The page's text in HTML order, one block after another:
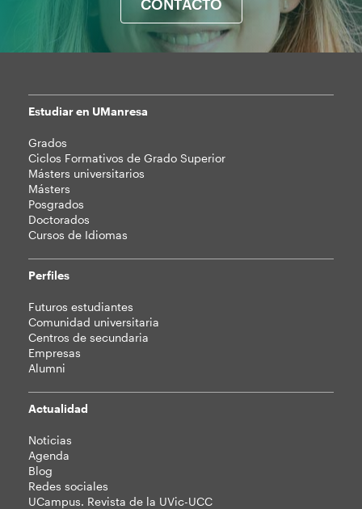
CONTACTO
Mapa
web
Estudiar en UManresa
Grados
Ciclos Formativos de Grado Superior
Másters universitarios
Másters
Posgrados
Doctorados
Cursos de Idiomas
Perfiles
Futuros estudiantes
Comunidad universitaria
Centros de secundaria
Empresas
Alumni
Actualidad
Noticias
Agenda
Blog
Redes sociales
UCampus. Revista de la UVic-UCC